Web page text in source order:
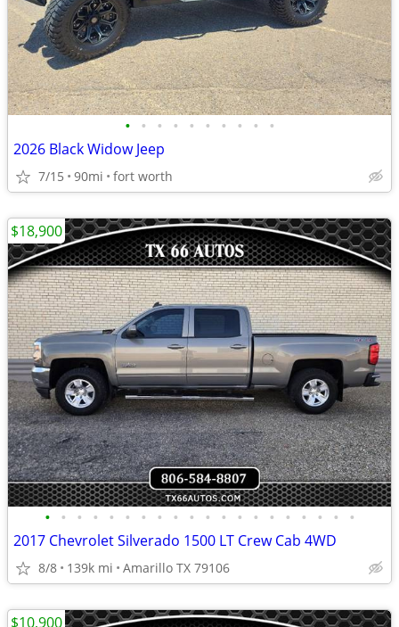
• • • • • • • • • •
2026 Black Widow Jeep
7/15 90mi fort worth
• • • • • • • • • • • • • • • • • • • •
2017 Chevrolet Silverado 1500 LT Crew Cab 4WD
8/8 139k mi Amarillo TX 79106
$18,900
$10,900